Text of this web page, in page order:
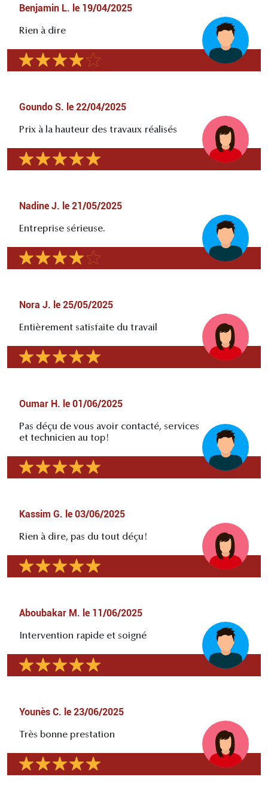
Benjamin L. le 19/04/2025
Rien à dire
Goundo S. le 22/04/2025
Prix à la hauteur des travaux réalisés
Nadine J. le 21/05/2025
Entreprise sérieuse.
Nora J. le 25/05/2025
Entièrement satisfaite du travail
Oumar H. le 01/06/2025
Pas déçu de vous avoir contacté, services
et technicien au top!
Kassim G. le 03/06/2025
Rien à dire, pas du tout déçu!
Aboubakar M. le 11/06/2025
Intervention rapide et soigné
Younès C. le 23/06/2025
Très bonne prestation